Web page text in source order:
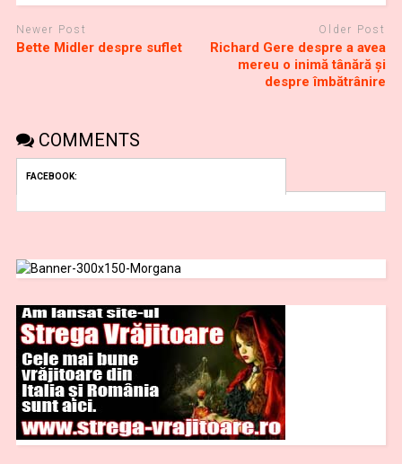
Newer Post
Bette Midler despre suflet
Older Post
Richard Gere despre a avea
mereu o inimă tânără şi
despre îmbătrânire
COMMENTS
FACEBOOK: